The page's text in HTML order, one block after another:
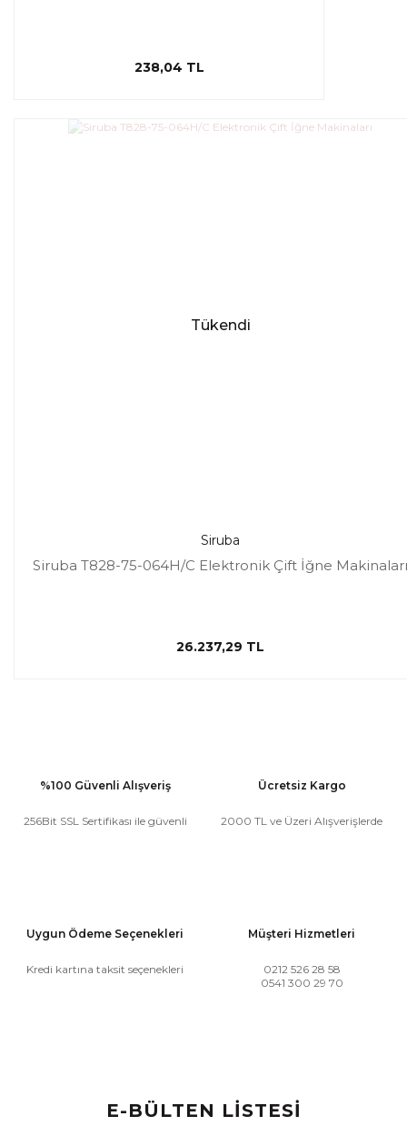
238,04 TL
Tükendi
Siruba
Siruba T828-75-064H/C Elektronik Çift İğne Makinaları
26.237,29 TL
%100 Güvenli Alışveriş
256Bit SSL Sertifikası ile güvenli
Ücretsiz Kargo
2000 TL ve Üzeri Alışverişlerde
Uygun Ödeme Seçenekleri
Kredi kartına taksit seçenekleri
Müşteri Hizmetleri
0212 526 28 58
0541 300 29 70
E-BÜLTEN LİSTESİ